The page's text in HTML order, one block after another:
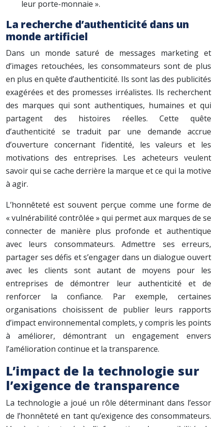
leur porte-monnaie ».
La recherche d’authenticité dans un
monde artificiel
Dans un monde saturé de messages marketing et
d’images retouchées, les consommateurs sont de plus
en plus en quête d’authenticité. Ils sont las des publicités
exagérées et des promesses irréalistes. Ils recherchent
des marques qui sont authentiques, humaines et qui
partagent des histoires réelles. Cette quête
d’authenticité se traduit par une demande accrue
d’ouverture concernant l’identité, les valeurs et les
motivations des entreprises. Les acheteurs veulent
savoir qui se cache derrière la marque et ce qui la motive
à agir.
L’honnêteté est souvent perçue comme une forme de
« vulnérabilité contrôlée » qui permet aux marques de se
connecter de manière plus profonde et authentique
avec leurs consommateurs. Admettre ses erreurs,
partager ses défis et s’engager dans un dialogue ouvert
avec les clients sont autant de moyens pour les
entreprises de démontrer leur authenticité et de
renforcer la confiance. Par exemple, certaines
organisations choisissent de publier leurs rapports
d’impact environnemental complets, y compris les points
à améliorer, démontrant un engagement envers
l’amélioration continue et la transparence.
L’impact de la technologie sur
l’exigence de transparence
La technologie a joué un rôle déterminant dans l’essor
de l’honnêteté en tant qu’exigence des consommateurs.